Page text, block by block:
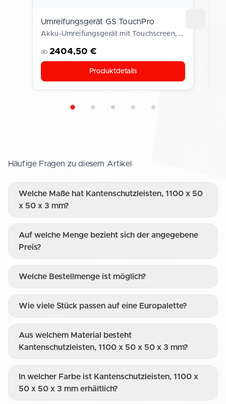
Umreifungsgerät GS TouchPro
Akku-Umreifungsgerät mit Touchscreen, PP/PET 9–16 mm, bis 2.700 N
ab 2404,50 €
Produktdetails
Häufige Fragen zu diesem Artikel
Welche Maße hat Kantenschutzleisten, 1100 x 50
x 50 x 3 mm?
Auf welche Menge bezieht sich der angegebene
Preis?
Welche Bestellmenge ist möglich?
Wie viele Stück passen auf eine Europalette?
Aus welchem Material besteht
Kantenschutzleisten, 1100 x 50 x 50 x 3 mm?
In welcher Farbe ist Kantenschutzleisten, 1100 x
50 x 50 x 3 mm erhältlich?